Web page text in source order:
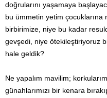
doğrularını yaşamaya
bu ümmetin yetim çocuklarına
birbirimize, niye bu kadar
gevşedi, niye ötekileştiriyoruz
hale geldik?
Ne yapalım mavilim;
günahlarımızı bir kenara